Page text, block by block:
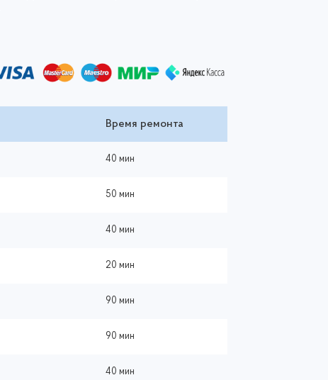
Время ремонта
40 мин
50 мин
40 мин
20 мин
90 мин
90 мин
40 мин